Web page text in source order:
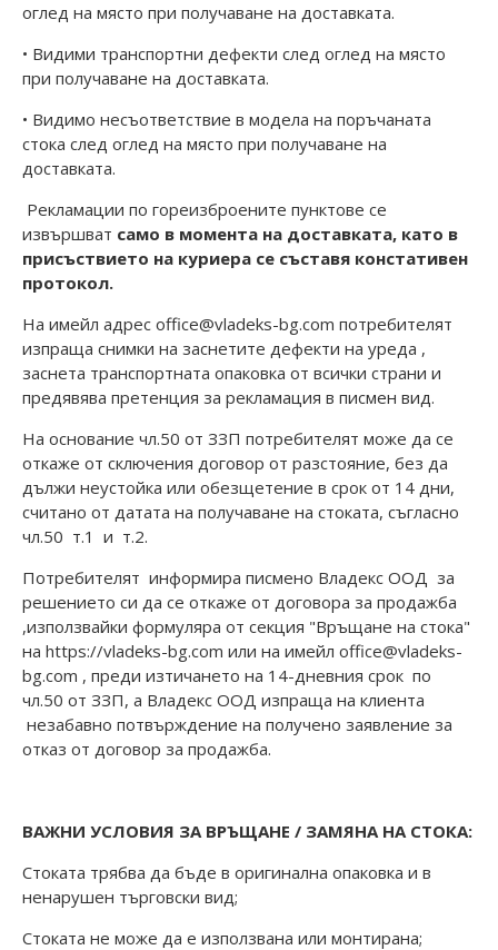
оглед на място при получаване на доставката.
• Видими транспортни дефекти след оглед на място
при получаване на доставката.
• Видимо несъответствие в модела на поръчаната
стока след оглед на място при получаване на
доставката.
Рекламации по гореизброените пунктове се
извършват само в момента на доставката, като в
присъствието на куриера се съставя констативен
протокол.
На имейл адрес office@vladeks-bg.com потребителят
изпраща снимки на заснетите дефекти на уреда ,
заснета транспортната опаковка от всички страни и
предявява претенция за рекламация в писмен вид.
На основание чл.50 от ЗЗП потребителят може да се
откаже от сключения договор от разстояние, без да
дължи неустойка или обезщетение в срок от 14 дни,
считано от датата на получаване на стоката, съгласно
чл.50 т.1 и т.2.
Потребителят информира писмено Владекс ООД за
решението си да се откаже от договора за продажба
,използвайки формуляра от секция "Връщане на стока"
на https://vladeks-bg.com или на имейл office@vladeks-
bg.com , преди изтичането на 14-дневния срок по
чл.50 от ЗЗП, а Владекс ООД изпраща на клиента
незабавно потвърждение на получено заявление за
отказ от договор за продажба.
ВАЖНИ УСЛОВИЯ ЗА ВРЪЩАНЕ / ЗАМЯНА НА СТОКА:
Стоката трябва да бъде в оригинална опаковка и в
ненарушен търговски вид;
Стоката не може да е използвана или монтирана;